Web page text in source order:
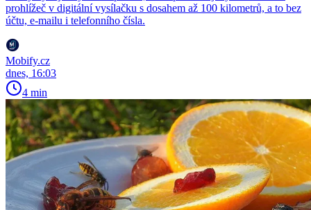
prohlížeč v digitální vysílačku s dosahem až 100 kilometrů, a to bez
účtu, e-mailu i telefonního čísla.
Mobify.cz
dnes, 16:03
4 min